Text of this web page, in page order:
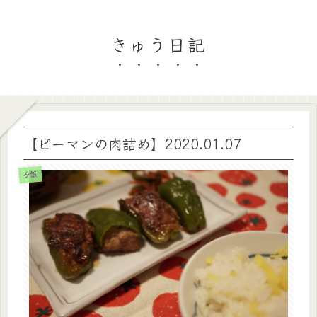
きゅう日記
【ピーマンの肉詰め】2020.01.07
夕飯